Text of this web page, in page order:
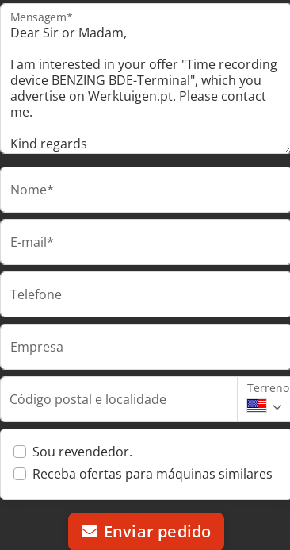
Mensagem*
Nome*
E-mail*
Telefone
Empresa
Código postal e localidade
Terreno
Sou revendedor.
Receba ofertas para máquinas similares
Enviar pedido